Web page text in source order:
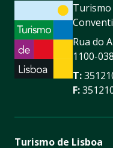
Turismo
Rua do
1100-
T:
F:
Turismo de Lisboa